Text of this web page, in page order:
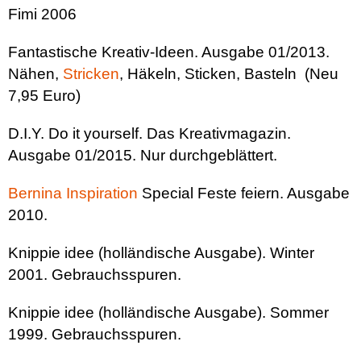
Fimi 2006
Fantastische Kreativ-Ideen. Ausgabe 01/2013.
Nähen, Stricken, Häkeln, Sticken, Basteln (Neu
7,95 Euro)
D.I.Y. Do it yourself. Das Kreativmagazin.
Ausgabe 01/2015. Nur durchgeblättert.
Bernina Inspiration Special Feste feiern. Ausgabe
2010.
Knippie idee (holländische Ausgabe). Winter
2001. Gebrauchsspuren.
Knippie idee (holländische Ausgabe). Sommer
1999. Gebrauchsspuren.